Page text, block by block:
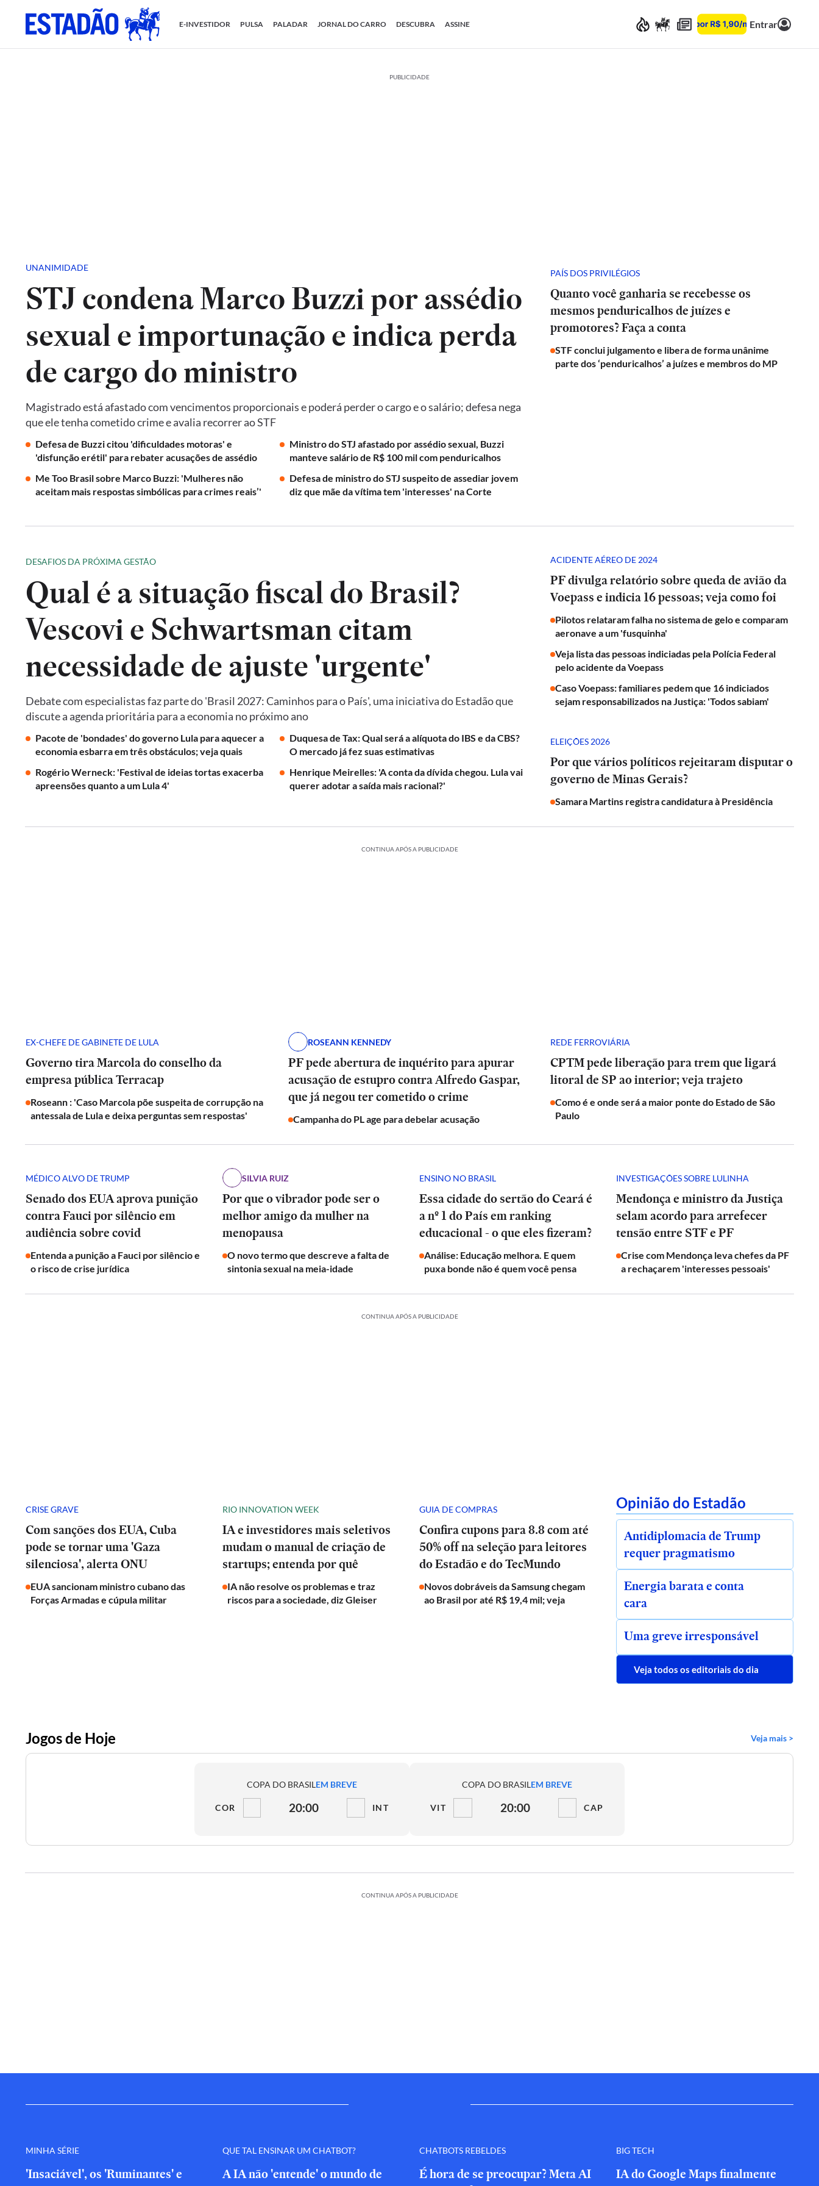
E-INVESTIDOR PULSA PALADAR JORNAL DO CARRO DESCUBRA ASSINE Entrar
PUBLICIDADE
UNANIMIDADE
STJ condena Marco Buzzi por assédio
sexual e importunação e indica perda
de cargo do ministro
Magistrado está afastado com vencimentos proporcionais e poderá perder o cargo e o salário; defesa nega
que ele tenha cometido crime e avalia recorrer ao STF
Defesa de Buzzi citou 'dificuldades motoras' e
'disfunção erétil' para rebater acusações de assédio
Ministro do STJ afastado por assédio sexual, Buzzi
manteve salário de R$ 100 mil com penduricalhos
Me Too Brasil sobre Marco Buzzi: 'Mulheres não
aceitam mais respostas simbólicas para crimes reais’'
Defesa de ministro do STJ suspeito de assediar jovem
diz que mãe da vítima tem 'interesses' na Corte
PAÍS DOS PRIVILÉGIOS
Quanto você ganharia se recebesse os
mesmos penduricalhos de juízes e
promotores? Faça a conta
STF conclui julgamento e libera de forma unânime
parte dos ‘penduricalhos’ a juízes e membros do MP
DESAFIOS DA PRÓXIMA GESTÃO
Qual é a situação fiscal do Brasil?
Vescovi e Schwartsman citam
necessidade de ajuste 'urgente'
Debate com especialistas faz parte do 'Brasil 2027: Caminhos para o País', uma iniciativa do Estadão que
discute a agenda prioritária para a economia no próximo ano
Pacote de 'bondades' do governo Lula para aquecer a
economia esbarra em três obstáculos; veja quais
Duquesa de Tax: Qual será a alíquota do IBS e da CBS?
O mercado já fez suas estimativas
Rogério Werneck: 'Festival de ideias tortas exacerba
apreensões quanto a um Lula 4'
Henrique Meirelles: 'A conta da dívida chegou. Lula vai
querer adotar a saída mais racional?'
ACIDENTE AÉREO DE 2024
PF divulga relatório sobre queda de avião da
Voepass e indicia 16 pessoas; veja como foi
Pilotos relataram falha no sistema de gelo e comparam
aeronave a um 'fusquinha'
Veja lista das pessoas indiciadas pela Polícia Federal
pelo acidente da Voepass
Caso Voepass: familiares pedem que 16 indiciados
sejam responsabilizados na Justiça: 'Todos sabiam'
ELEIÇÕES 2026
Por que vários políticos rejeitaram disputar o
governo de Minas Gerais?
Samara Martins registra candidatura à Presidência
CONTINUA APÓS A PUBLICIDADE
EX-CHEFE DE GABINETE DE LULA
Governo tira Marcola do conselho da
empresa pública Terracap
Roseann : 'Caso Marcola põe suspeita de corrupção na
antessala de Lula e deixa perguntas sem respostas'
ROSEANN KENNEDY
PF pede abertura de inquérito para apurar
acusação de estupro contra Alfredo Gaspar,
que já negou ter cometido o crime
Campanha do PL age para debelar acusação
REDE FERROVIÁRIA
CPTM pede liberação para trem que ligará
litoral de SP ao interior; veja trajeto
Como é e onde será a maior ponte do Estado de São
Paulo
MÉDICO ALVO DE TRUMP
Senado dos EUA aprova punição
contra Fauci por silêncio em
audiência sobre covid
Entenda a punição a Fauci por silêncio e
o risco de crise jurídica
SILVIA RUIZ
Por que o vibrador pode ser o
melhor amigo da mulher na
menopausa
O novo termo que descreve a falta de
sintonia sexual na meia-idade
ENSINO NO BRASIL
Essa cidade do sertão do Ceará é
a nº 1 do País em ranking
educacional - o que eles fizeram?
Análise: Educação melhora. E quem
puxa bonde não é quem você pensa
INVESTIGAÇÕES SOBRE LULINHA
Mendonça e ministro da Justiça
selam acordo para arrefecer
tensão entre STF e PF
Crise com Mendonça leva chefes da PF
a rechaçarem 'interesses pessoais'
CONTINUA APÓS A PUBLICIDADE
CRISE GRAVE
Com sanções dos EUA, Cuba
pode se tornar uma 'Gaza
silenciosa', alerta ONU
EUA sancionam ministro cubano das
Forças Armadas e cúpula militar
RIO INNOVATION WEEK
IA e investidores mais seletivos
mudam o manual de criação de
startups; entenda por quê
IA não resolve os problemas e traz
riscos para a sociedade, diz Gleiser
GUIA DE COMPRAS
Confira cupons para 8.8 com até
50% off na seleção para leitores
do Estadão e do TecMundo
Novos dobráveis da Samsung chegam
ao Brasil por até R$ 19,4 mil; veja
Opinião do Estadão
Antidiplomacia de Trump
requer pragmatismo
Energia barata e conta
cara
Uma greve irresponsável
Veja todos os editoriais do dia
Jogos de Hoje Veja mais >
COPA DO BRASILEM BREVE
COR 20:00 INT
COPA DO BRASILEM BREVE
VIT 20:00 CAP
CONTINUA APÓS A PUBLICIDADE
MINHA SÉRIE
'Insaciável', os 'Ruminantes' e
QUE TAL ENSINAR UM CHATBOT?
A IA não 'entende' o mundo de
CHATBOTS REBELDES
É hora de se preocupar? Meta AI
BIG TECH
IA do Google Maps finalmente